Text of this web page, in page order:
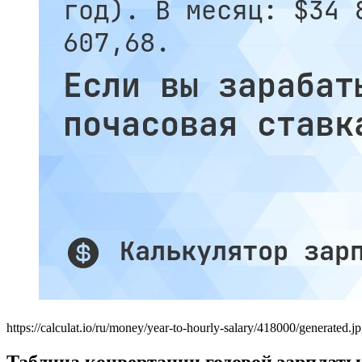
https://calculat.io/ru/money/year-to-hourly-salary/418000/